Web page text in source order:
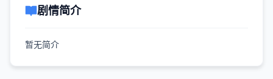
剧情简介
暂无简介